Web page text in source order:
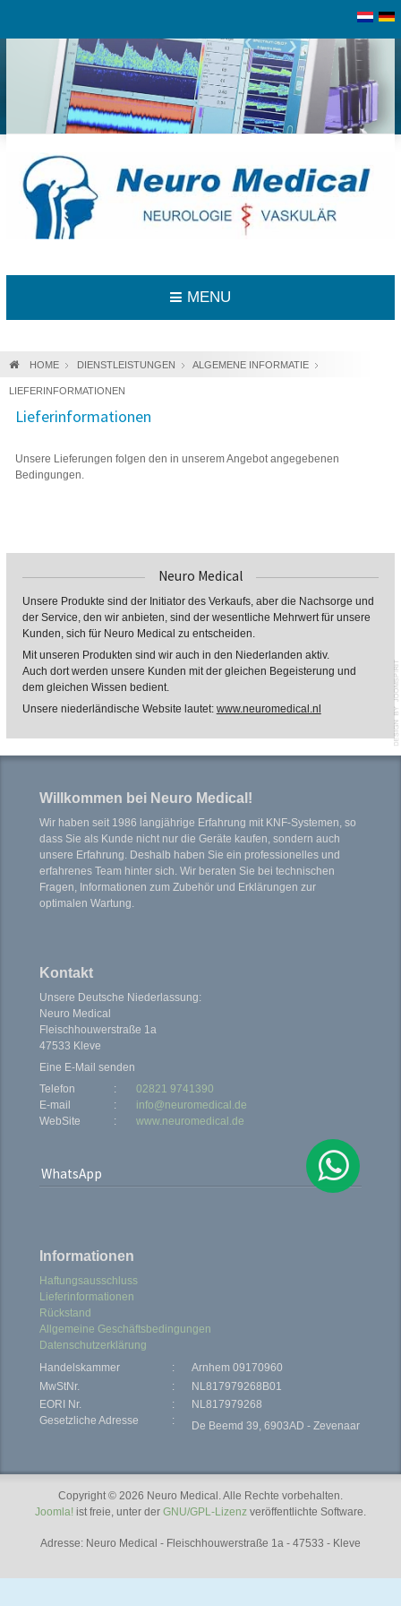
MENU
HOME DIENSTLEISTUNGEN ALGEMENE INFORMATIE
LIEFERINFORMATIONEN
Lieferinformationen
Unsere Lieferungen folgen den in unserem Angebot angegebenen
Bedingungen.
Neuro Medical
Unsere Produkte sind der Initiator des Verkaufs, aber die Nachsorge und
der Service, den wir anbieten, sind der wesentliche Mehrwert für unsere
Kunden, sich für Neuro Medical zu entscheiden.
Mit unseren Produkten sind wir auch in den Niederlanden aktiv.
Auch dort werden unsere Kunden mit der gleichen Begeisterung und
dem gleichen Wissen bedient.
Unsere niederländische Website lautet: www.neuromedical.nl
Willkommen bei Neuro Medical!
Wir haben seit 1986 langjährige Erfahrung mit KNF-Systemen, so
dass Sie als Kunde nicht nur die Geräte kaufen, sondern auch
unsere Erfahrung. Deshalb haben Sie ein professionelles und
erfahrenes Team hinter sich. Wir beraten Sie bei technischen
Fragen, Informationen zum Zubehör und Erklärungen zur
optimalen Wartung.
Kontakt
Unsere Deutsche Niederlassung:
Neuro Medical
Fleischhouwerstraße 1a
47533 Kleve
Eine E-Mail senden
Telefon
:
02821 9741390
E-mail
:
info@neuromedical.de
WebSite
: www.neuromedical.de
WhatsApp
Informationen
Haftungsausschluss
Lieferinformationen
Rückstand
Allgemeine Geschäftsbedingungen
Datenschutzerklärung
Handelskammer
:
Arnhem 09170960
MwStNr.
:
NL817979268B01
EORI Nr.
:
NL817979268
Gesetzliche Adresse
: De Beemd 39, 6903AD - Zevenaar
Copyright © 2026 Neuro Medical. Alle Rechte vorbehalten.
Joomla!ist freie, unter der GNU/GPL-Lizenzveröffentlichte Software.
Adresse: Neuro Medical - Fleischhouwerstraße 1a - 47533 - Kleve